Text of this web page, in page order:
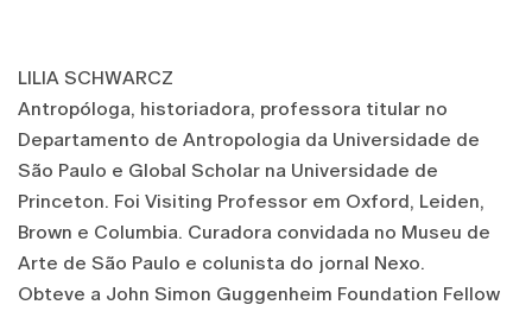
LILIA SCHWARCZ
Antropóloga, historiadora, professora titular no
Departamento de Antropologia da Universidade de
São Paulo e Global Scholar na Universidade de
Princeton. Foi Visiting Professor em Oxford, Leiden,
Brown e Columbia. Curadora convidada no Museu de
Arte de São Paulo e colunista do jornal Nexo.
Obteve a John Simon Guggenheim Foundation Fellow